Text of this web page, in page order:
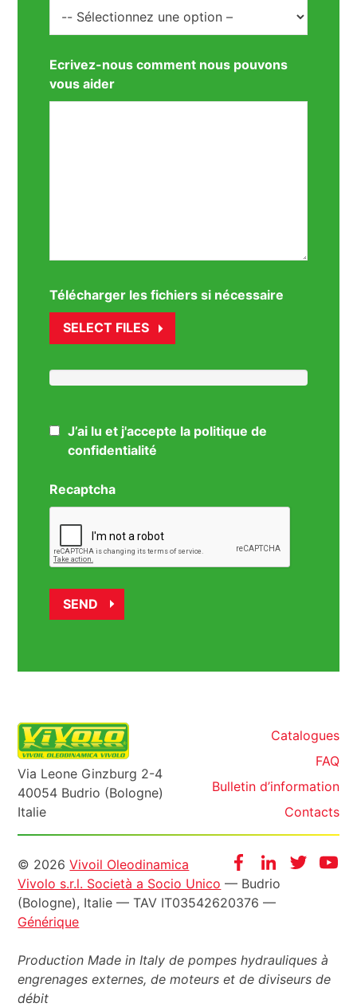
Ecrivez-nous comment nous pouvons
vous aider
Télécharger les fichiers si nécessaire
SELECT FILES
J’ai lu et j'accepte la politique de
confidentialité
Recaptcha
Via Leone Ginzburg 2-4
40054 Budrio (Bologne)
Italie
Catalogues
FAQ
Bulletin d’information
Contacts
FacebookInstagram
Twitter
Informazioni
legali
© 2026Vivoil Oleodinamica
Vivolo s.r.l. Società a Socio Unico — Budrio
(Bologne), Italie — TAV IT03542620376 —
Générique
Production Made in Italy de pompes hydrauliques à
engrenages externes, de moteurs et de diviseurs de
débit